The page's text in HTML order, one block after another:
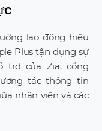
lao động hiệu
Plus tận dụng sự
trợ của Zia, cổng
tác thông tin
nhân viên và các